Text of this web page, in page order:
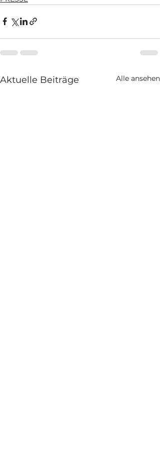
Aktuelle Beiträge Alle ansehen